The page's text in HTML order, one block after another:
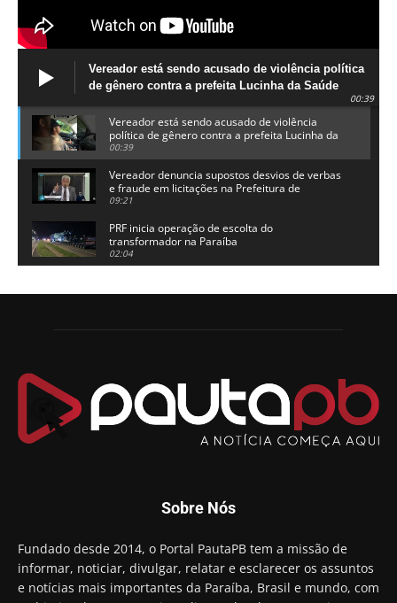
Vereador está sendo acusado de violência política
de gênero contra a prefeita Lucinha da Saúde
00:39
Vereador está sendo acusado de violência
política de gênero contra a prefeita Lucinha da
Saúde
00:39
Vereador denuncia supostos desvios de verbas
e fraude em licitações na Prefeitura de
Alhandra
09:21
PRF inicia operação de escolta do
transformador na Paraíba
02:04
candidatura a governador da Paraíba
Chapa dos sonhos: Cícero agradece a Galdino,
Arthur Lira parabeniza Karla Pimentel por sua
reeleição em Conde
00:23
Aguinaldo Ribeiro destaca apoio do PP a Hugo
preso e faz vídeo na cadeia
Hugo Motta retira projeto que permitia bancos
"confiscar" dinheiro de clientes
01:49
Sobre Nós
Fundado desde 2014, o Portal PautaPB tem a missão de
informar, noticiar, divulgar, relatar e esclarecer os assuntos
e notícias mais importantes da Paraíba, Brasil e mundo, com